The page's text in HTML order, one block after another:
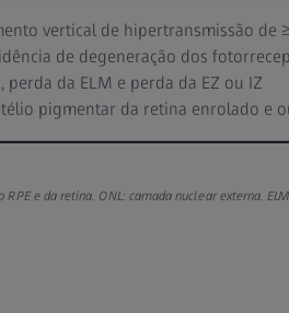
vertical de hipertransmissão de
de degeneração dos
perda da ELM e perda da EZ ou IZ
pigmentar da retina enrolado e
e da retina. ONL: camada nuclear externa.